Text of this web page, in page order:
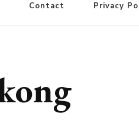
Contact Privacy